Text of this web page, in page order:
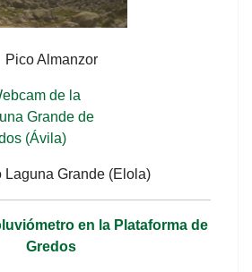
Pico Almanzor
Laguna Grande (Elola)
en la Plataforma de
Gredos